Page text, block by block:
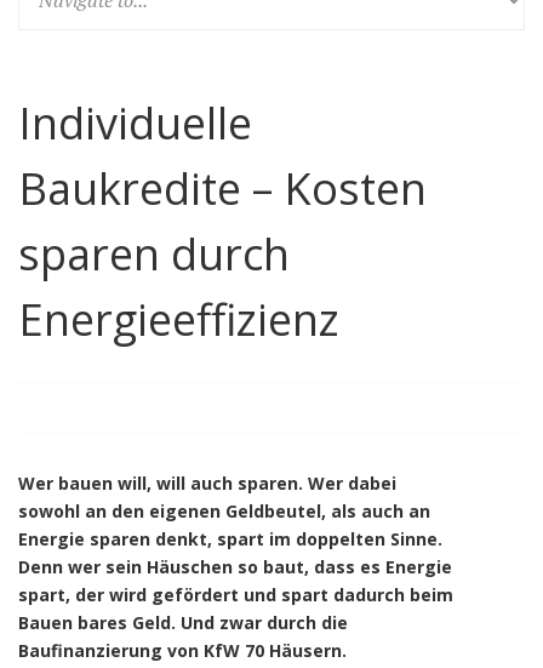
Individuelle
Baukredite – Kosten
sparen durch
Energieeffizienz
Wer bauen will, will auch sparen. Wer dabei
sowohl an den eigenen Geldbeutel, als auch an
Energie sparen denkt, spart im doppelten Sinne.
Denn wer sein Häuschen so baut, dass es Energie
spart, der wird gefördert und spart dadurch beim
Bauen bares Geld. Und zwar durch die
Baufinanzierung von KfW 70 Häusern.